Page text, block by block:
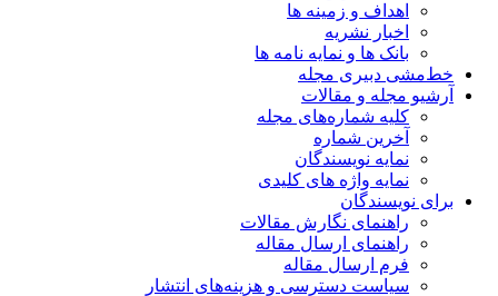
اهداف و زمینه ها
اخبار نشریه
بانک ها و نمایه نامه ها
خط‌مشی دبیری مجله
آرشیو مجله و مقالات
کلیه شماره‌های مجله
آخرین شماره
نمایه نویسندگان
نمایه واژه های کلیدی
برای نویسندگان
راهنمای نگارش مقالات
راهنمای ارسال مقاله
فرم ارسال مقاله
سیاست دسترسی و هزینه‌های انتشار